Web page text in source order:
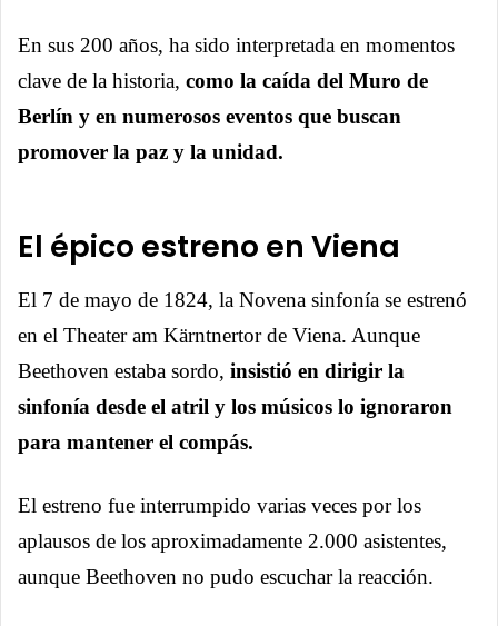
En sus 200 años, ha sido interpretada en momentos
clave de la historia, como la caída del Muro de
Berlín y en numerosos eventos que buscan
promover la paz y la unidad.
El épico estreno en Viena
El 7 de mayo de 1824, la Novena sinfonía se estrenó
en el Theater am Kärntnertor de Viena. Aunque
Beethoven estaba sordo, insistió en dirigir la
sinfonía desde el atril y los músicos lo ignoraron
para mantener el compás.
El estreno fue interrumpido varias veces por los
aplausos de los aproximadamente 2.000 asistentes,
aunque Beethoven no pudo escuchar la reacción.